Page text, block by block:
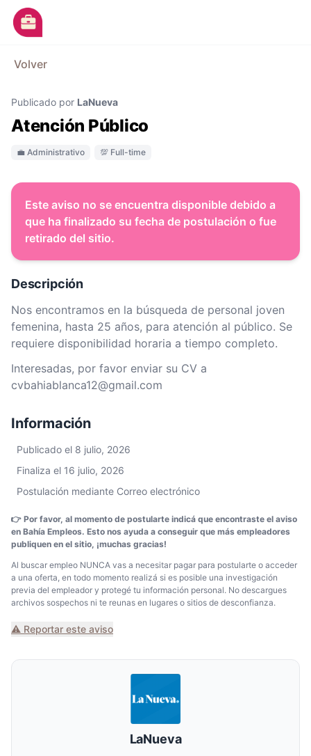
Ir al contenido principal
Categorías
Empresas
Blog
Dejá tu CV
Volver
Publicado por LaNueva
Atención Público
💼 Administrativo 💯 Full-time
Este aviso no se encuentra disponible debido a
que ha finalizado su fecha de postulación o fue
retirado del sitio.
Descripción
Nos encontramos en la búsqueda de personal joven
femenina, hasta 25 años, para atención al público. Se
requiere disponibilidad horaria a tiempo completo.
Interesadas, por favor enviar su CV a
cvbahiablanca12@gmail.com
Información
Publicado el 8 julio, 2026
Finaliza el 16 julio, 2026
Postulación mediante Correo electrónico
👉 Por favor, al momento de postularte indicá que encontraste el aviso
en Bahía Empleos. Esto nos ayuda a conseguir que más empleadores
publiquen en el sitio, ¡muchas gracias!
Al buscar empleo NUNCA vas a necesitar pagar para postularte o acceder
a una oferta, en todo momento realizá si es posible una investigación
previa del empleador y protegé tu información personal. No descargues
archivos sospechos ni te reunas en lugares o sitios de desconfianza.
⚠️ Reportar este aviso
LaNueva